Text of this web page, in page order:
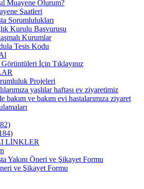
Muayene Olurum?
Saatleri
Sorumlulukları
Kurulu Başvurusu
Kurumlar
Tesis Kodu
İçin Tıklayınız
Projeleri
yaşlılar haftası ev ziyaretimiz
bakım ve bakım evi hastalarımıza ziyaret
LİNKLER
Yakını Öneri ve Şikayet Formu
ve Şikayet Formu